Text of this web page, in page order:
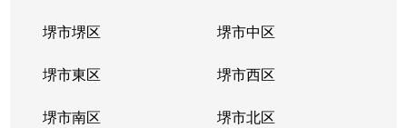
堺市堺区 堺市中区
堺市東区 堺市西区
堺市南区 堺市北区